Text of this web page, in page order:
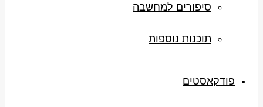
סיפורים למחשבה
תוכנות נוספות
פודקאסטים